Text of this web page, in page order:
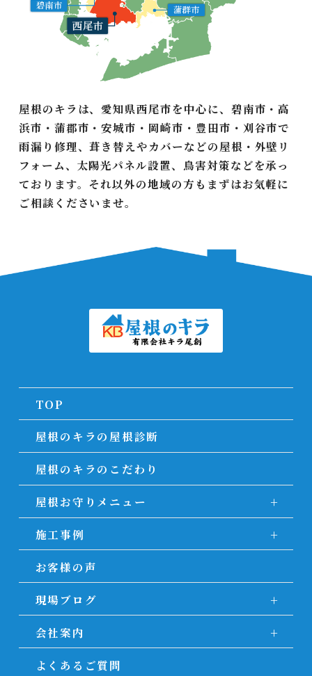
屋根のキラは、愛知県西尾市を中心に、碧南市・高
浜市・蒲郡市・安城市・岡崎市・豊田市・刈谷市で
雨漏り修理、葺き替えやカバーなどの屋根・外壁リ
フォーム、太陽光パネル設置、鳥害対策などを承っ
ております。それ以外の地域の方もまずはお気軽に
ご相談くださいませ。
TOP
屋根のキラの屋根診断
屋根のキラのこだわり
屋根お守りメニュー
施工事例
お客様の声
現場ブログ
会社案内
よくあるご質問